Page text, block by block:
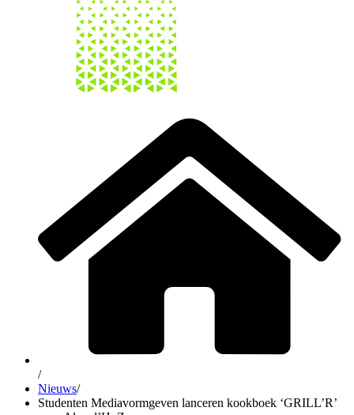
/
Nieuws/
Studenten Mediavormgeven lanceren kookboek ‘GRILL’R’